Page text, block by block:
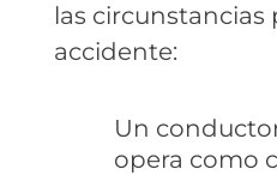
las circunstancias
accidente:
Un
opera como